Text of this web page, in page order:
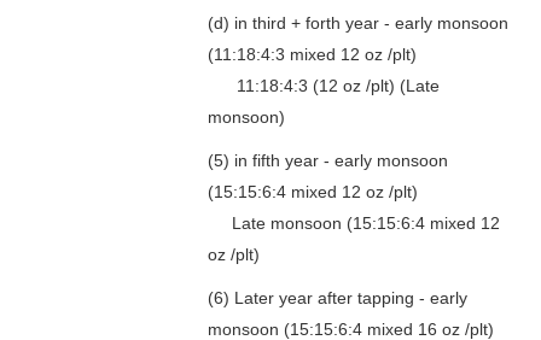
(d) in third + forth year - early monsoon
(11:18:4:3 mixed 12 oz /plt)
11:18:4:3 (12 oz /plt) (Late
monsoon)
(5) in fifth year - early monsoon
(15:15:6:4 mixed 12 oz /plt)
Late monsoon (15:15:6:4 mixed 12
oz /plt)
(6) Later year after tapping - early
monsoon (15:15:6:4 mixed 16 oz /plt)